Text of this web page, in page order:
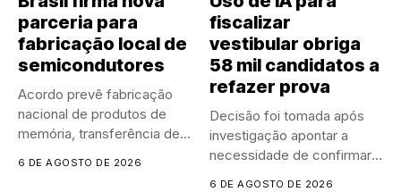
parceria para
fabricação local de
semicondutores
Acordo prevê fabricação
nacional de produtos de
memória, transferência de
6 DE AGOSTO DE 2026
fiscalizar
vestibular obriga
58 mil candidatos a
refazer prova
Decisão foi tomada após
investigação apontar a
necessidade de confirmar o
6 DE AGOSTO DE 2026